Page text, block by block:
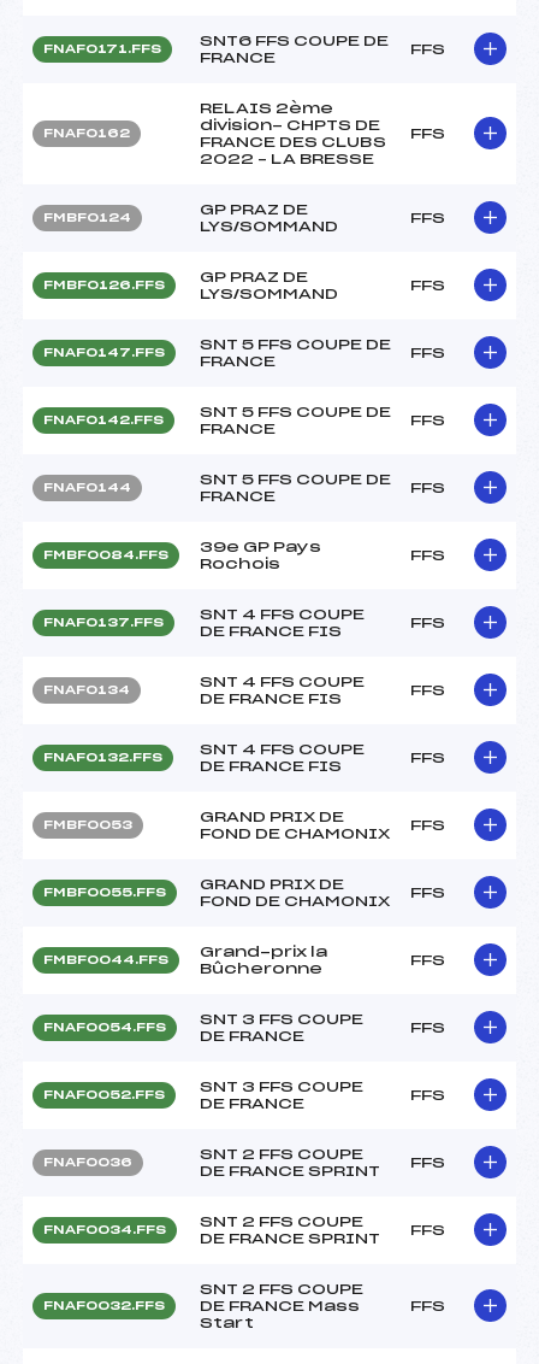
FNAF0171.FFS
SNT6 FFS COUPE DE
FRANCE
FFS
FNAF0162
RELAIS 2ème
division- CHPTS DE
FRANCE DES CLUBS
2022 – LA BRESSE
FFS
FMBF0124
GP PRAZ DE
LYS/SOMMAND
FFS
FMBF0126.FFS
GP PRAZ DE
LYS/SOMMAND
FFS
FNAF0147.FFS
SNT 5 FFS COUPE DE
FRANCE
FFS
FNAF0142.FFS
SNT 5 FFS COUPE DE
FRANCE
FFS
FNAF0144
SNT 5 FFS COUPE DE
FRANCE
FFS
FMBF0084.FFS
39e GP Pays
Rochois
FFS
FNAF0137.FFS
SNT 4 FFS COUPE
DE FRANCE FIS
FFS
FNAF0134
SNT 4 FFS COUPE
DE FRANCE FIS
FFS
FNAF0132.FFS
SNT 4 FFS COUPE
DE FRANCE FIS
FFS
FMBF0053
GRAND PRIX DE
FOND DE CHAMONIX
FFS
FMBF0055.FFS
GRAND PRIX DE
FOND DE CHAMONIX
FFS
FMBF0044.FFS
Grand-prix la
Bûcheronne
FFS
FNAF0054.FFS
SNT 3 FFS COUPE
DE FRANCE
FFS
FNAF0052.FFS
SNT 3 FFS COUPE
DE FRANCE
FFS
FNAF0036
SNT 2 FFS COUPE
DE FRANCE SPRINT
FFS
FNAF0034.FFS
SNT 2 FFS COUPE
DE FRANCE SPRINT
FFS
FNAF0032.FFS
SNT 2 FFS COUPE
DE FRANCE Mass
Start
FFS